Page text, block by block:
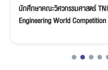
ขอแสดงความยินดีกับนักศึกษา
ทุนศึกษาต่อปริญญาโท-เอกเต็ม